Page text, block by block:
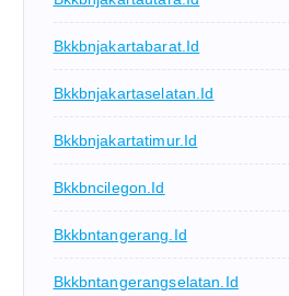
Bkkbnjakartabarat.id
Bkkbnjakartaselatan.id
Bkkbnjakartatimur.id
Bkkbncilegon.id
Bkkbntangerang.id
Bkkbntangerangselatan.id